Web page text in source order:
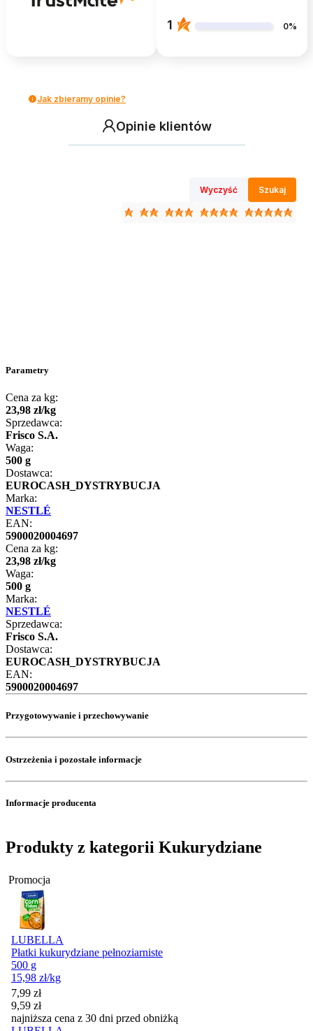
1 0%
Jak zbieramy opinie?
Opinie klientów
Wyczyść Szukaj
Parametry
Cena za kg:
23,98 zł/kg
Sprzedawca:
Frisco S.A.
Waga:
500 g
Dostawca:
EUROCASH_DYSTRYBUCJA
Marka:
NESTLÉ
EAN:
5900020004697
Cena za kg:
23,98 zł/kg
Waga:
500 g
Marka:
NESTLÉ
Sprzedawca:
Frisco S.A.
Dostawca:
EUROCASH_DYSTRYBUCJA
EAN:
5900020004697
Przygotowywanie i przechowywanie
Ostrzeżenia i pozostałe informacje
Informacje producenta
Produkty z kategorii Kukurydziane
Promocja
LUBELLA
Płatki kukurydziane pełnoziarniste
500 g
15,98 zł/kg
Cena promocyjna
7,99 zł
9,59 zł
najniższa cena z 30 dni przed obniżką